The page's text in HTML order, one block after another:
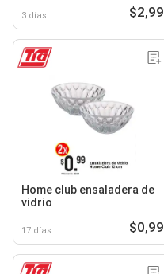
3 días $2,99
Home club ensaladera de
vidrio
17 días $0,99